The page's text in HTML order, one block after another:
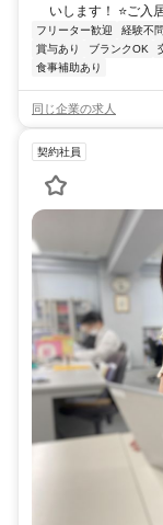
いします！ ⭐ご入
フリーター歓迎 経験不問
賞与あり
ブランクOK
食事補助あり
同じ企業の求人
契約社員